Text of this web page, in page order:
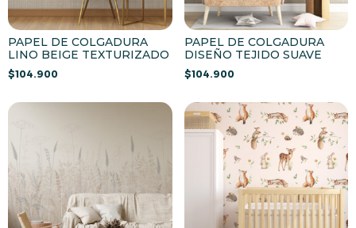
PAPEL DE COLGADURA
LINO BEIGE TEXTURIZADO
$104.900
PAPEL DE COLGADURA
DISEÑO TEJIDO SUAVE
$104.900